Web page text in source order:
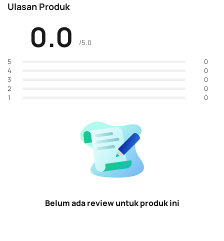
Ulasan Produk
0.0 /5.0
5
0
4
0
3
0
2
0
1
0
Belum ada review untuk produk ini